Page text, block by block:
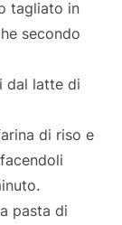
tagliato in
secondo
dal latte di
di riso e
pasta di